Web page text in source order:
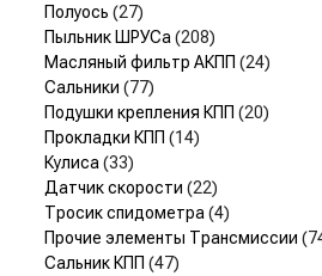
Полуось (27)
Пыльник ШРУСа (208)
Масляный фильтр АКПП (24)
Сальники (77)
Подушки крепления КПП (20)
Прокладки КПП (14)
Кулиса (33)
Датчик скорости (22)
Тросик спидометра (4)
Прочие элементы Трансмиссии
Сальник КПП (47)